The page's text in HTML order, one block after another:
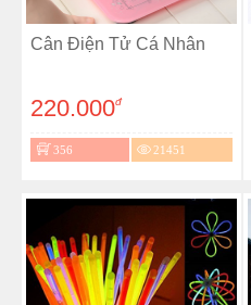
Cân Điện Tử Cá Nhân
220.000đ
356 21451